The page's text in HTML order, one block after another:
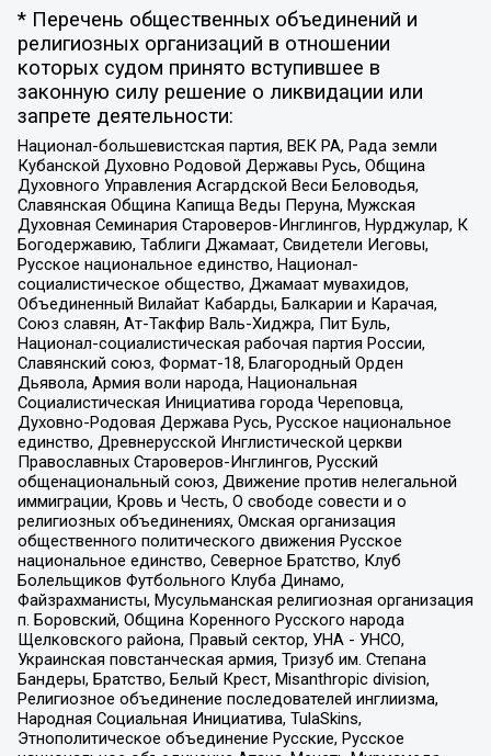
* Перечень общественных объединений и
религиозных организаций в отношении
которых судом принято вступившее в
законную силу решение о ликвидации или
запрете деятельности:
Национал-большевистская партия, ВЕК РА, Рада земли
Кубанской Духовно Родовой Державы Русь, Община
Духовного Управления Асгардской Веси Беловодья,
Славянская Община Капища Веды Перуна, Мужская
Духовная Семинария Староверов-Инглингов, Нурджулар, К
Богодержавию, Таблиги Джамаат, Свидетели Иеговы,
Русское национальное единство, Национал-
социалистическое общество, Джамаат мувахидов,
Объединенный Вилайат Кабарды, Балкарии и Карачая,
Союз славян, Ат-Такфир Валь-Хиджра, Пит Буль,
Национал-социалистическая рабочая партия России,
Славянский союз, Формат-18, Благородный Орден
Дьявола, Армия воли народа, Национальная
Социалистическая Инициатива города Череповца,
Духовно-Родовая Держава Русь, Русское национальное
единство, Древнерусской Инглистической церкви
Православных Староверов-Инглингов, Русский
общенациональный союз, Движение против нелегальной
иммиграции, Кровь и Честь, О свободе совести и о
религиозных объединениях, Омская организация
общественного политического движения Русское
национальное единство, Северное Братство, Клуб
Болельщиков Футбольного Клуба Динамо,
Файзрахманисты, Мусульманская религиозная организация
п. Боровский, Община Коренного Русского народа
Щелковского района, Правый сектор, УНА - УНСО,
Украинская повстанческая армия, Тризуб им. Степана
Бандеры, Братство, Белый Крест, Misanthropic division,
Религиозное объединение последователей инглиизма,
Народная Социальная Инициатива, TulaSkins,
Этнополитическое объединение Русские, Русское